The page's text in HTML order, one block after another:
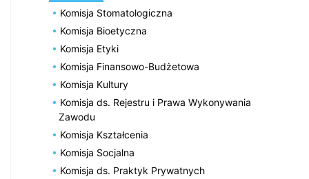
Komisja Stomatologiczna
Komisja Bioetyczna
Komisja Etyki
Komisja Finansowo-Budżetowa
Komisja Kultury
Komisja ds. Rejestru i Prawa Wykonywania
Zawodu
Komisja Kształcenia
Komisja Socjalna
Komisja ds. Praktyk Prywatnych